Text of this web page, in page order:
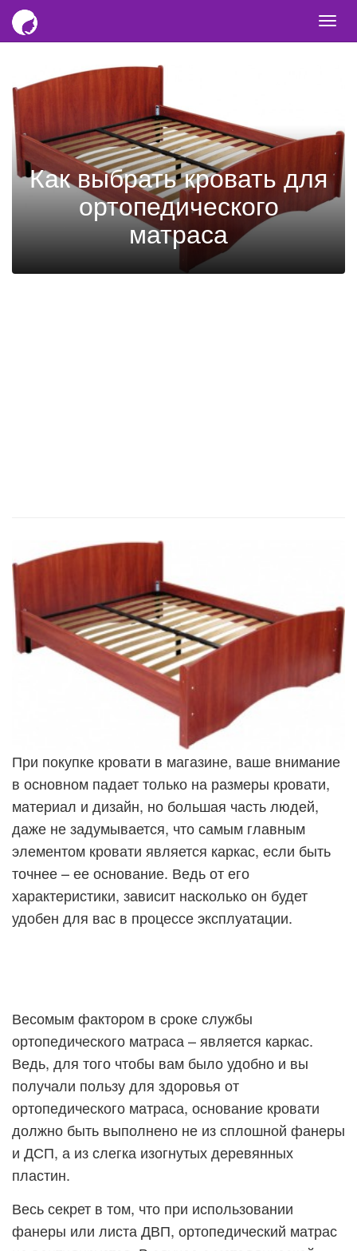
Как выбрать кровать для
ортопедического
матраса
При покупке кровати в магазине, ваше внимание
в основном падает только на размеры кровати,
материал и дизайн, но большая часть людей,
даже не задумывается, что самым главным
элементом кровати является каркас, если быть
точнее – ее основание. Ведь от его
характеристики, зависит насколько он будет
удобен для вас в процессе эксплуатации.
Весомым фактором в сроке службы
ортопедического матраса – является каркас.
Ведь, для того чтобы вам было удобно и вы
получали пользу для здоровья от
ортопедического матраса, основание кровати
должно быть выполнено не из сплошной фанеры
и ДСП, а из слегка изогнутых деревянных
пластин.
Весь секрет в том, что при использовании
фанеры или листа ДВП, ортопедический матрас